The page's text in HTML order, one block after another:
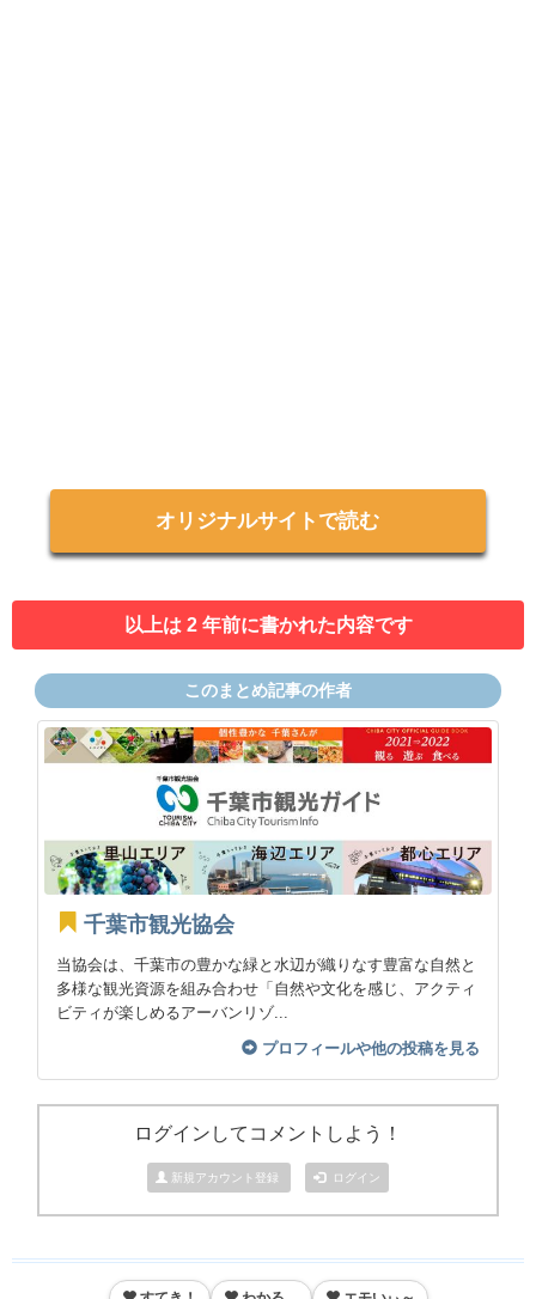
オリジナルサイトで読む
以上は 2 年前に書かれた内容です
このまとめ記事の作者
千葉市観光協会
当協会は、千葉市の豊かな緑と水辺が織りなす豊富な自然と
多様な観光資源を組み合わせ「自然や文化を感じ、アクティ
ビティが楽しめるアーバンリゾ...
プロフィールや他の投稿を見る
ログインしてコメントしよう！
新規アカウント登録 ログイン